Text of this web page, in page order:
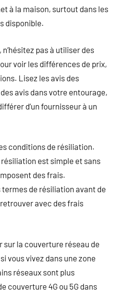
à la maison, surtout dans les
disponible.
pas à utiliser des
voir les différences de prix,
Lisez les avis des
avis dans votre entourage,
d’un fournisseur à un
conditions de résiliation.
est simple et sans
des frais.
de résiliation avant de
avec des frais
sur la couverture réseau de
vous vivez dans une zone
réseaux sont plus
couverture 4G ou 5G dans